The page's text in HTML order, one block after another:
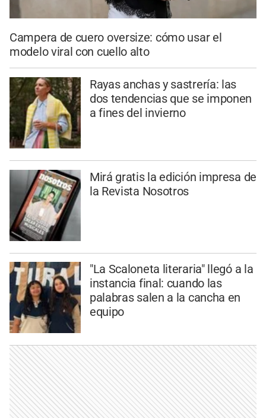
Campera de cuero oversize: cómo usar el
modelo viral con cuello alto
Rayas anchas y sastrería: las
dos tendencias que se imponen
a fines del invierno
Mirá gratis la edición impresa de
la Revista Nosotros
"La Scaloneta literaria" llegó a la
instancia final: cuando las
palabras salen a la cancha en
equipo